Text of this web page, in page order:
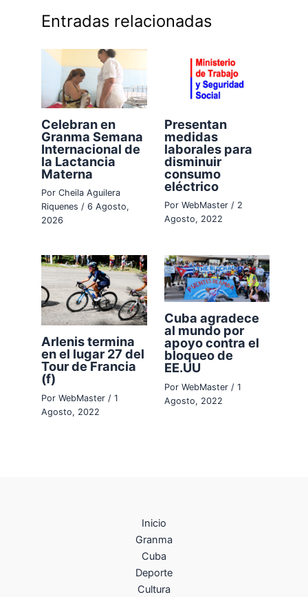
Entradas relacionadas
Celebran en
Granma Semana
Internacional de
la Lactancia
Materna
PorCheila Aguilera
Riquenes/6 Agosto,
2026
Presentan
medidas
laborales para
disminuir
consumo
eléctrico
Por WebMaster / 2
Agosto, 2022
Arlenis termina
en el lugar 27 del
Tour de Francia
(f)
PorWebMaster /1
Agosto, 2022
Cuba agradece
al mundo por
apoyo contra el
bloqueo de
EE.UU
Por WebMaster / 1
Agosto, 2022
Inicio
Granma
Cuba
Deporte
Cultura